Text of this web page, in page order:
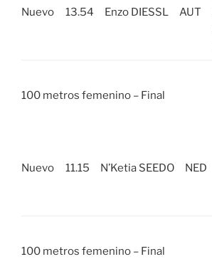
Nuevo 13.54 Enzo DIESSL AUT
100 metros femenino – Final
Nuevo 11.15 N’Ketia SEEDO NED
100 metros femenino – Final